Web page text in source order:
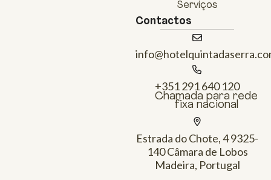
Serviços
Contactos
+351 291 640 120
Chamada para rede
fixa nacional
Estrada do Chote, 4 9325-
140 Câmara de Lobos
Madeira, Portugal